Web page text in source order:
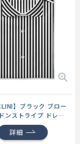
】ブラック ブロー
ンストライプ ドレス
詳細